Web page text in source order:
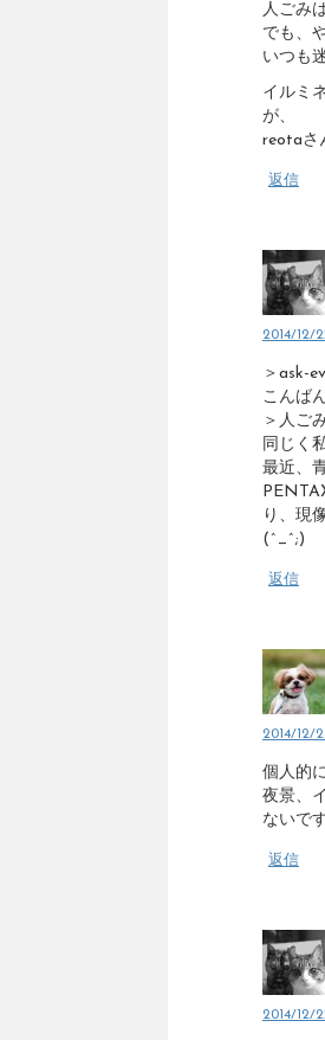
人ごみ
でも、
いつも
イルミ
が、
reotaさ
返信
2014/12/
＞ask-
こんば
＞人ご
同じく
最近、
り、現
(^_^;)
返信
2014/12/
個人的
夜景、
ないで
返信
2014/12/